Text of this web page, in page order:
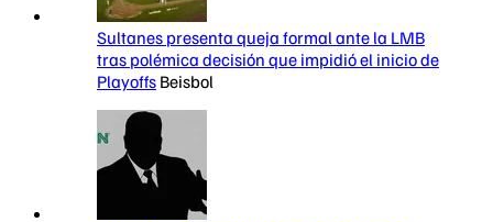
Sultanes presenta queja formal ante la LMB
tras polémica decisión que impidió el inicio de
Playoffs Beisbol